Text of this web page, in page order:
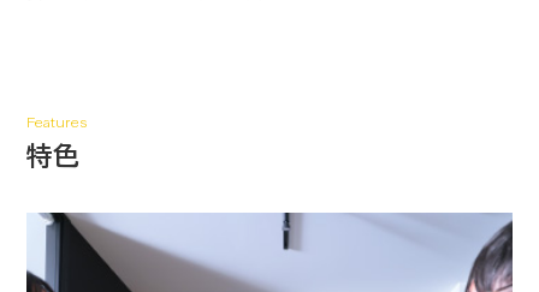
Features
特色